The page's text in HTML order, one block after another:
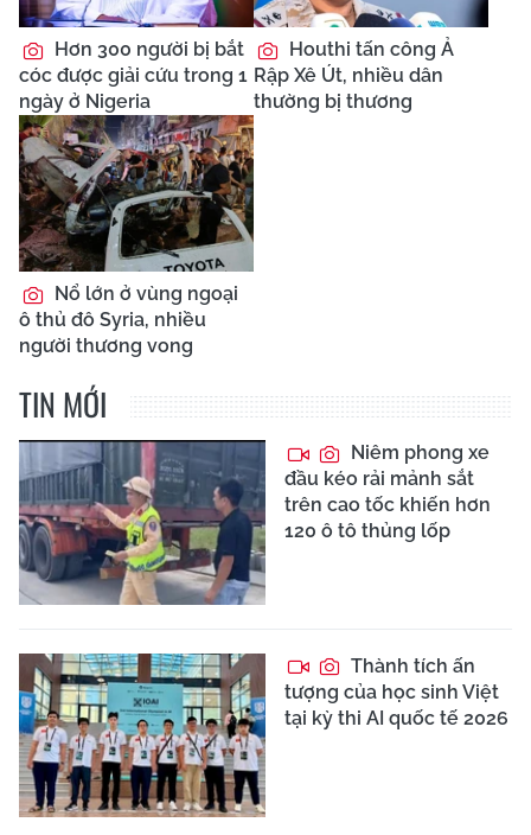
Hơn 300 người bị bắt
cóc được giải cứu trong 1
ngày ở Nigeria
Houthi tấn công Ả
Rập Xê Út, nhiều dân
thường bị thương
Nổ lớn ở vùng ngoại
ô thủ đô Syria, nhiều
người thương vong
TIN MỚI
Niêm phong xe
đầu kéo rải mảnh sắt
trên cao tốc khiến hơn
120 ô tô thủng lốp
Thành tích ấn
tượng của học sinh Việt
tại kỳ thi AI quốc tế 2026